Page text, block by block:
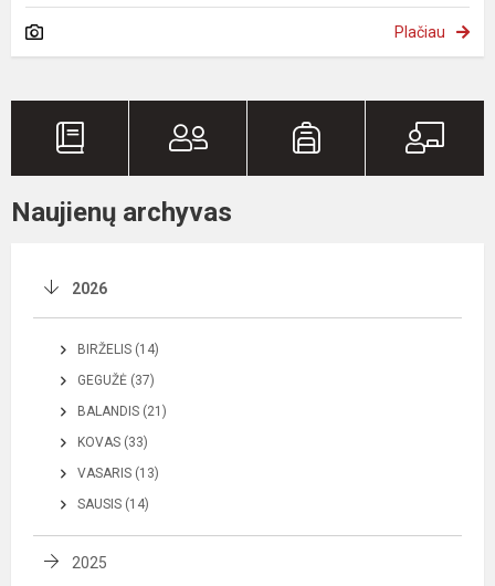
Plačiau
Naujienų archyvas
2026
BIRŽELIS (14)
GEGUŽĖ (37)
BALANDIS (21)
KOVAS (33)
VASARIS (13)
SAUSIS (14)
2025